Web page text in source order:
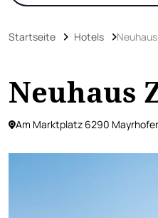
Startseite Hotels
Neuhaus
Am Marktplatz 6290